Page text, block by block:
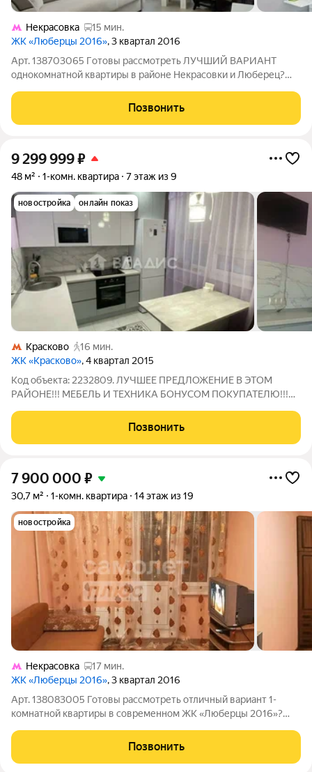
Некрасовка
15 мин.
ЖК «Люберцы 2016», 3 квартал 2016
Арт. 138703065 Гoтoвы pассмотреть ЛУЧШИЙ ВAРИAНТ
однокомнатной квapтиры в районе Некрасовки и Люберец?
куда можно заехать сразу? Ищете квартиру в районе с
развитой инфраструктурой, зелёными
Позвонить
9 299 999₽
48 м² 1-комн. квартира 7 этаж из 9
новостройка онлайн показ
Красково
16 мин.
ЖК «Красково», 4 квартал 2015
Код объекта: 2232809. ЛУЧШЕЕ ПРЕДЛОЖЕНИЕ В ЭТОМ
РАЙОНЕ!!! МЕБЕЛЬ И ТЕХНИКА БОНУСОМ ПОКУПАТЕЛЮ!!!
однокомнатная квартира в Красково, городской округ
Люберцы. Адрес: улица Карла Маркса, 1. Этот вариант
Позвонить
7 900 000 ₽
30,7 м² 1-комн. квартира 14 этаж из 19
новостройка
Некрасовка
17 мин.
ЖК «Люберцы 2016», 3 квартал 2016
Арт. 138083005 Готовы рассмотреть отличный вариант 1-
комнатной квартиры в современном ЖК «Люберцы 2016»?
инфраструктурой рядом? Ищете квартиру, в которую можно
заехать и жить без лишних вложений?
Позвонить